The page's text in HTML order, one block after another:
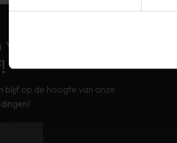
de
blijf op de hoogte van onze